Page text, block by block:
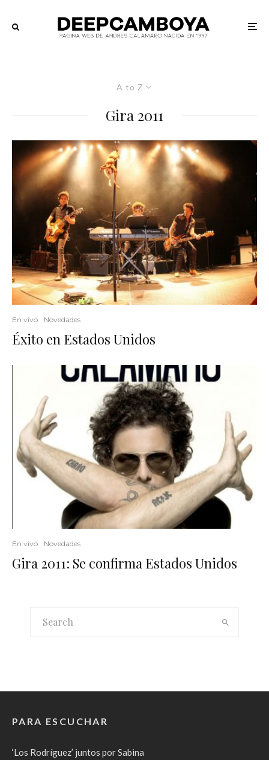
A to Z
Gira 2011
En vivo Novedades
Éxito en Estados Unidos
En vivo Novedades
Gira 2011: Se confirma Estados Unidos
PARA ESCUCHAR
‘Los Rodríguez’ juntos por Sabina